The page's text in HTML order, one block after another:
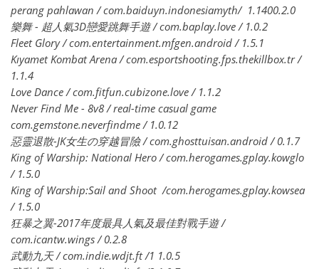
perang pahlawan / com.baiduyn.indonesiamyth/ 1.1400.2.0
樂舞 - 超人氣3D戀愛跳舞手遊 / com.baplay.love / 1.0.2
Fleet Glory / com.entertainment.mfgen.android / 1.5.1
Kıyamet Kombat Arena / com.esportshooting.fps.thekillbox.tr /
1.1.4
Love Dance / com.fitfun.cubizone.love / 1.1.2
Never Find Me - 8v8 / real-time casual game
com.gemstone.neverfindme / 1.0.12
惡靈退散-JK女生の穿越冒險 / com.ghosttuisan.android / 0.1.7
King of Warship: National Hero / com.herogames.gplay.kowglo
/ 1.5.0
King of Warship:Sail and Shoot /com.herogames.gplay.kowsea
/ 1.5.0
狂暴之翼-2017年度最具人氣及最佳對戰手遊 /
com.icantw.wings / 0.2.8
武動九天 / com.indie.wdjt.ft /1 1.0.5